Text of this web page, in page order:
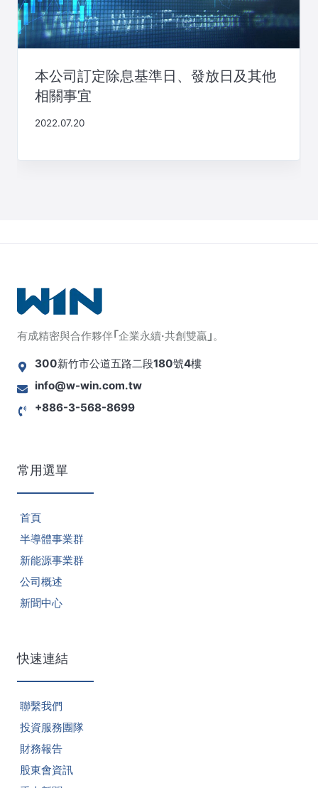
本公司訂定除息基準日、發放日及其他
相關事宜
2022.07.20
有成精密與合作夥伴｢企業永續·共創雙贏｣。
300新竹市公道五路二段180號4樓
info@w-win.com.tw
+886-3-568-8699
常用選單
首頁
半導體事業群
新能源事業群
公司概述
新聞中心
快速連結
聯繫我們
投資服務團隊
財務報告
股東會資訊